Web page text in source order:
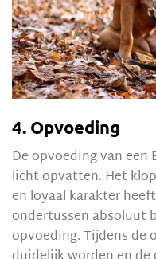
4. Opvoeding
De opvoeding van
licht opvatten. Het
en loyaal karakter
ondertussen absoluut
opvoeding. Tijdens de